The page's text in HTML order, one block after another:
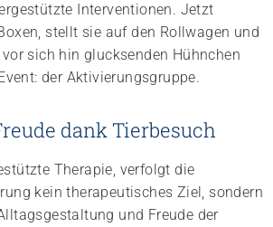
Interventionen. Jetzt
stellt sie auf den Rollwagen und
sich hin glucksenden Hühnchen
der Aktivierungsgruppe.
dank Tierbesuch
Therapie, verfolgt die
kein therapeutisches Ziel, sondern
und Freude der